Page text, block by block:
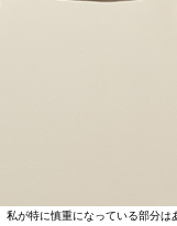
私が特に慎重になっている部分は